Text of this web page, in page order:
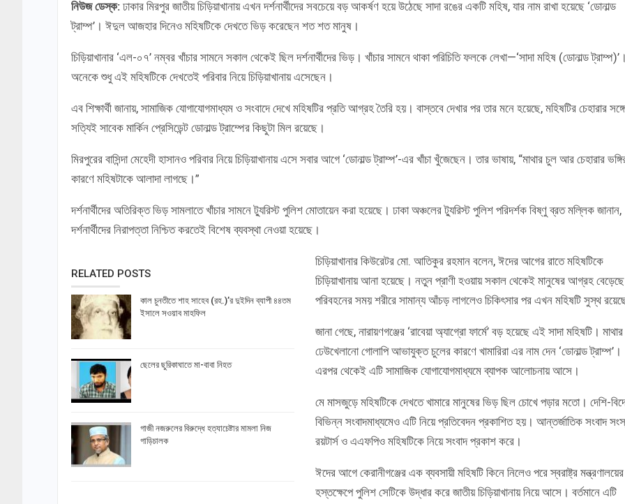
নিউজ ডেস্ক: ঢাকার মিরপুর জাতীয় চিড়িয়াখানায় এখন দর্শনার্থীদের সবচেয়ে বড় আকর্ষণ হয়ে উঠেছে সাদা রঙের একটি মহিষ, যার নাম রাখা হয়েছে ‘ডোনাল্ড
ট্রাম্প’। ঈদুল আজহার দিনেও মহিষটিকে দেখতে ভিড় করেছেন শত শত মানুষ।
চিড়িয়াখানার ‘এল-০৭’ নম্বর খাঁচার সামনে সকাল থেকেই ছিল দর্শনার্থীদের ভিড়। খাঁচার সামনে থাকা পরিচিতি ফলকে লেখা—‘সাদা মহিষ (ডোনাল্ড ট্রাম্প)’।
অনেকে শুধু এই মহিষটিকে দেখতেই পরিবার নিয়ে চিড়িয়াখানায় এসেছেন।
এব শিক্ষার্থী জানায়, সামাজিক যোগাযোগমাধ্যম ও সংবাদে দেখে মহিষটির প্রতি আগ্রহ তৈরি হয়। বাস্তবে দেখার পর তার মনে হয়েছে, মহিষটির চেহারার সঙ্গে
সত্যিই সাবেক মার্কিন প্রেসিডেন্ট ডোনাল্ড ট্রাম্পের কিছুটা মিল রয়েছে।
মিরপুরের বাসিন্দা মেহেদী হাসানও পরিবার নিয়ে চিড়িয়াখানায় এসে সবার আগে ‘ডোনাল্ড ট্রাম্প’-এর খাঁচা খুঁজেছেন। তার ভাষায়, “মাথার চুল আর চেহারার
কারণে মহিষটাকে আলাদা লাগছে।”
দর্শনার্থীদের অতিরিক্ত ভিড় সামলাতে খাঁচার সামনে ট্যুরিস্ট পুলিশ মোতায়েন করা হয়েছে। ঢাকা অঞ্চলের ট্যুরিস্ট পুলিশ পরিদর্শক বিষ্ণু ব্রত মল্লিক জানান,
দর্শনার্থীদের নিরাপত্তা নিশ্চিত করতেই বিশেষ ব্যবস্থা নেওয়া হয়েছে।
RELATED POSTS
কাল চুনতীতে শাহ সাহেব (রহ.)’র দুইদিন ব্যাপী ৪৪তম
ইসালে সওয়াব মাহফিল
ছেলের ছুরিকাঘাতে মা-বাবা নিহত
গাজী নজরুলের বিরুদ্ধে হত্যাচেষ্টার মামলা নিজ
গাড়িচালক
চিড়িয়াখানার কিউরেটর মো. আতিকুর রহমান বলেন, ঈদের আগের রাতে মহিষটিকে
চিড়িয়াখানায় আনা হয়েছে। নতুন প্রাণী হওয়ায় সকাল থেকেই মানুষের আগ্রহ
পরিবহনের সময় শরীরে সামান্য আঁচড় লাগলেও চিকিৎসার পর এখন মহিষটি সুস্থ
জানা গেছে, নারায়ণগঞ্জের ‘রাবেয়া অ্যাগ্রো ফার্মে’ বড় হয়েছে এই সাদা মহিষটি। মাথার
ঢেউখেলানো গোলাপি আভাযুক্ত চুলের কারণে খামারিরা এর নাম দেন ‘ডোনাল্ড ট্রাম্প’।
এরপর থেকেই এটি সামাজিক যোগাযোগমাধ্যমে ব্যাপক আলোচনায় আসে।
মে মাসজুড়ে মহিষটিকে দেখতে খামারে মানুষের ভিড় ছিল চোখে পড়ার মতো। দেশি-
বিভিন্ন সংবাদমাধ্যমেও এটি নিয়ে প্রতিবেদন প্রকাশিত হয়। আন্তর্জাতিক সংবাদ
রয়টার্স ও এএফপিও মহিষটিকে নিয়ে সংবাদ প্রকাশ করে।
ঈদের আগে কেরানীগঞ্জের এক ব্যবসায়ী মহিষটি কিনে নিলেও পরে স্বরাষ্ট্র মন্ত্রণালয়ের
হস্তক্ষেপে পুলিশ সেটিকে উদ্ধার করে জাতীয় চিড়িয়াখানায় নিয়ে আসে। বর্তমানে এটি